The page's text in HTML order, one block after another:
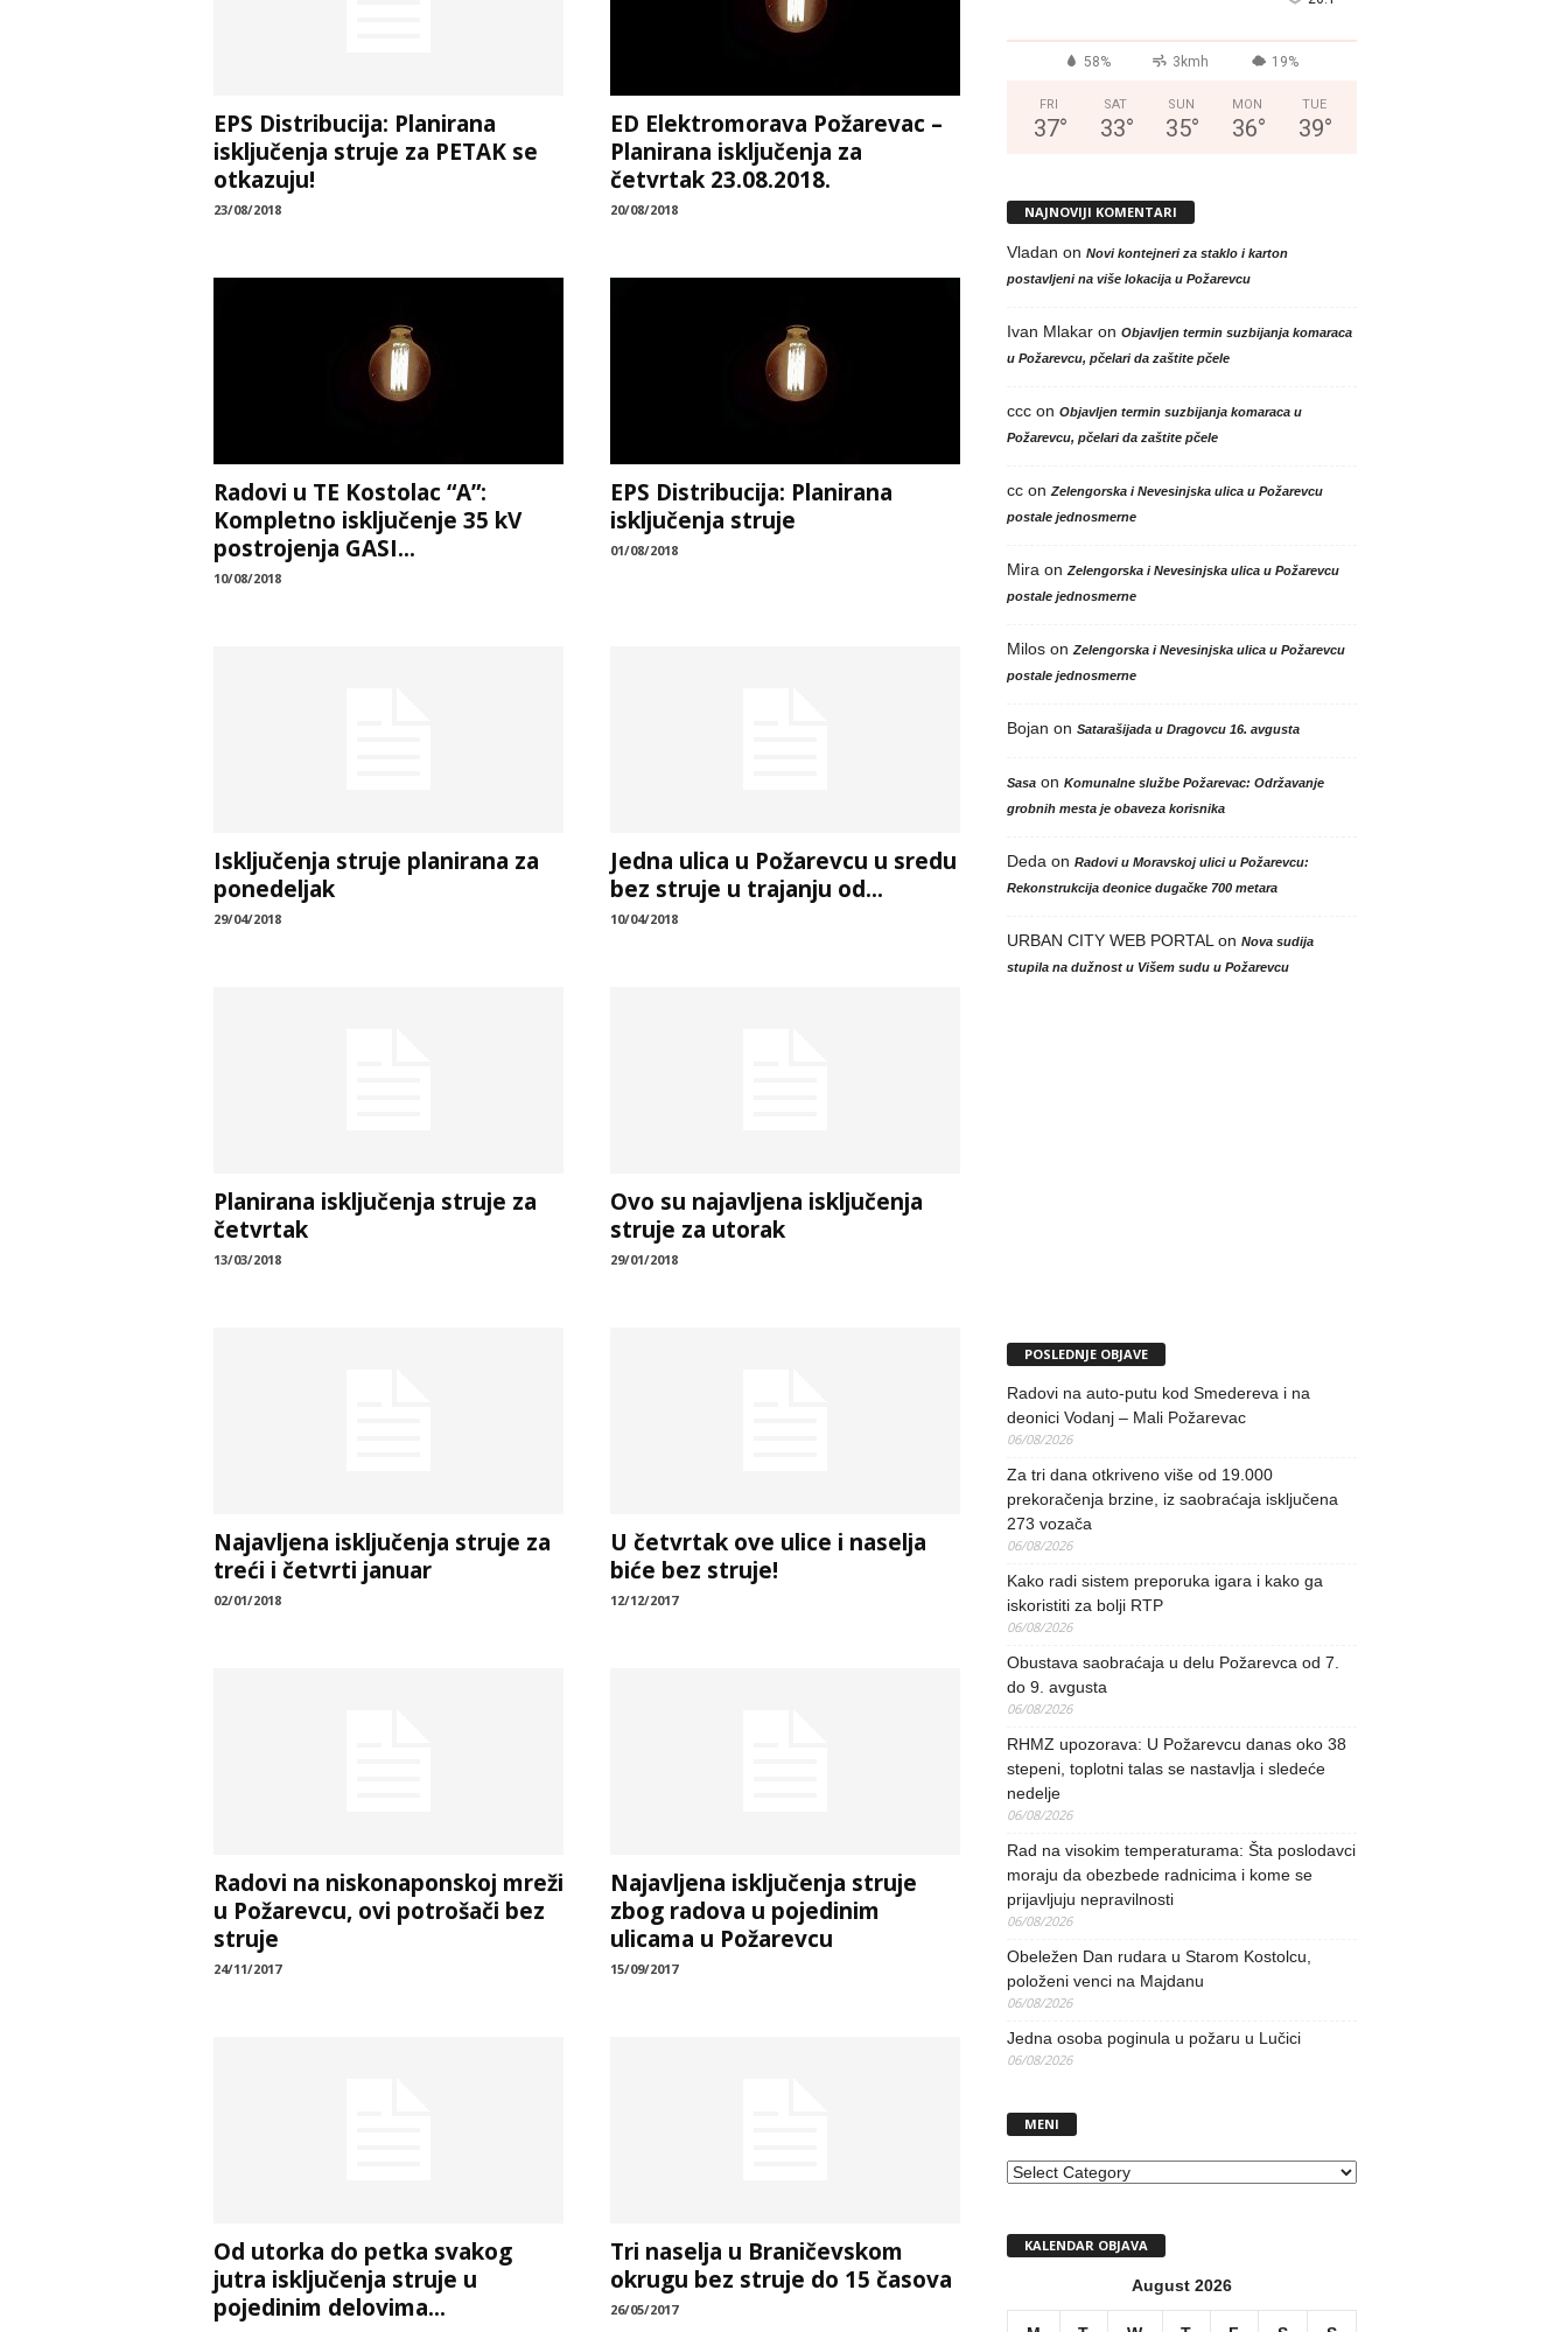
EPS Distribucija: Planirana
isključenja struje za PETAK se
otkazuju!
23/08/2018
ED Elektromorava Požarevac –
Planirana isključenja za
četvrtak 23.08.2018.
20/08/2018
Radovi u TE Kostolac “A”:
Kompletno isključenje 35 kV
postrojenja GASI...
10/08/2018
EPS Distribucija: Planirana
isključenja struje
01/08/2018
Isključenja struje planirana za
ponedeljak
29/04/2018
Jedna ulica u Požarevcu u sredu
bez struje u trajanju od...
10/04/2018
Planirana isključenja struje za
četvrtak
13/03/2018
Ovo su najavljena isključenja
struje za utorak
29/01/2018
Najavljena isključenja struje za
treći i četvrti januar
02/01/2018
U četvrtak ove ulice i naselja
biće bez struje!
12/12/2017
Radovi na niskonaponskoj mreži
u Požarevcu, ovi potrošači bez
struje
24/11/2017
Najavljena isključenja struje
zbog radova u pojedinim
ulicama u Požarevcu
15/09/2017
Od utorka do petka svakog
jutra isključenja struje u
pojedinim delovima...
Tri naselja u Braničevskom
okrugu bez struje do 15 časova
26/05/2017
58% 3kmh 19%
FRI
37°
SAT
33°
SUN
35°
MON
36°
TUE
39°
NAJNOVIJI KOMENTARI
Vladan on Novi kontejneri za staklo i karton
postavljeni na više lokacija u Požarevcu
Ivan Mlakaron Objavljen termin suzbijanja komaraca
u Požarevcu, pčelari da zaštite pčele
cccon Objavljen termin suzbijanja komaraca u
Požarevcu, pčelari da zaštite pčele
ccon Zelengorska i Nevesinjska ulica u Požarevcu
postale jednosmerne
Mira on Zelengorska i Nevesinjska ulica u Požarevcu
postale jednosmerne
Miloson Zelengorska i Nevesinjska ulica u Požarevcu
postale jednosmerne
Bojan on Satarašijada u Dragovcu 16. avgusta
Sasaon Komunalne službe Požarevac: Održavanje
grobnih mesta je obaveza korisnika
Deda on Radovi u Moravskoj ulici u Požarevcu:
Rekonstrukcija deonice dugačke 700 metara
URBAN CITY WEB PORTAL on Nova sudija
stupila na dužnost u Višem sudu u Požarevcu
POSLEDNJE OBJAVE
Radovi na auto-putu kod Smedereva i na
deonici Vodanj – Mali Požarevac
06/08/2026
Za tri dana otkriveno više od 19.000
prekoračenja brzine, iz saobraćaja isključena
273 vozača
06/08/2026
Kako radi sistem preporuka igara i kako ga
iskoristiti za bolji RTP
06/08/2026
Obustava saobraćaja u delu Požarevca od 7.
do 9. avgusta
06/08/2026
RHMZ upozorava: U Požarevcu danas oko 38
stepeni, toplotni talas se nastavlja i sledeće
nedelje
06/08/2026
Rad na visokim temperaturama: Šta poslodavci
moraju da obezbede radnicima i kome se
prijavljuju nepravilnosti
06/08/2026
Obeležen Dan rudara u Starom Kostolcu,
položeni venci na Majdanu
06/08/2026
Jedna osoba poginula u požaru u Lučici
06/08/2026
MENI
MENI
KALENDAR OBJAVA
August 2026